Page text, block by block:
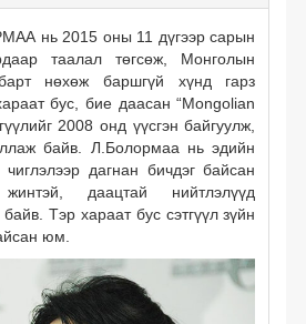
нь 2015 оны 11 дүгээр сарын
таалал төгсөж, Монголын
нөхөж баршгүй хүнд гарз
бус, бие даасан “Mongolian
2008 онд үүсгэн байгуулж,
байв. Л.Болормаа нь эдийн
чиглэлээр дагнан бичдэг байсан
даацтай нийтлэлүүд
Тэр хараат бус сэтгүүл зүйн
юм.